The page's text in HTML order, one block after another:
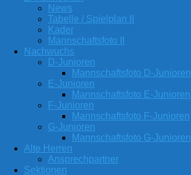
News
Tabelle / Spielplan II
Kader
Mannschaftsfoto II
Nachwuchs
D-Junioren
Mannschaftsfoto D-Junioren
E-Junioren
Mannschaftsfoto E-Junioren
F-Junioren
Mannschaftsfoto F-Junioren
G-Junioren
Mannschaftsfoto G-Junioren
Alte Herren
Ansprechpartner
Sektionen